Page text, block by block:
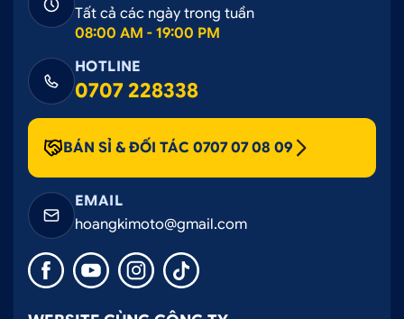
Tất cả các ngày trong tuần
08:00 AM - 19:00 PM
HOTLINE
0707 228338
BÁN SỈ & ĐỐI TÁC 0707 07 08 09
EMAIL
hoangkimoto@gmail.com